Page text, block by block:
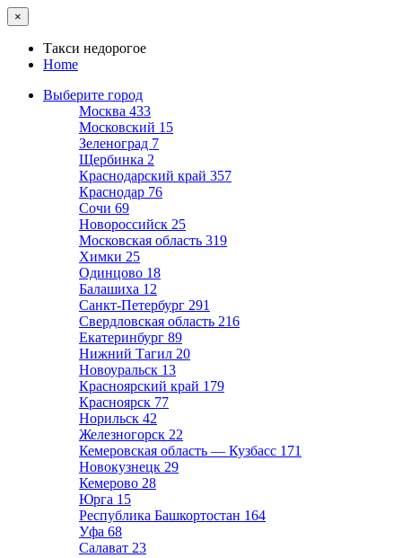
×
Такси недорогое
Home
Выберите город
Москва 433
Московский 15
Зеленоград 7
Щербинка 2
Краснодарский край 357
Краснодар 76
Сочи 69
Новороссийск 25
Московская область 319
Химки 25
Одинцово 18
Балашиха 12
Санкт-Петербург 291
Свердловская область 216
Екатеринбург 89
Нижний Тагил 20
Новоуральск 13
Красноярский край 179
Красноярск 77
Норильск 42
Железногорск 22
Кемеровская область — Кузбасс 171
Новокузнецк 29
Кемерово 28
Юрга 15
Республика Башкортостан 164
Уфа 68
Салават 23